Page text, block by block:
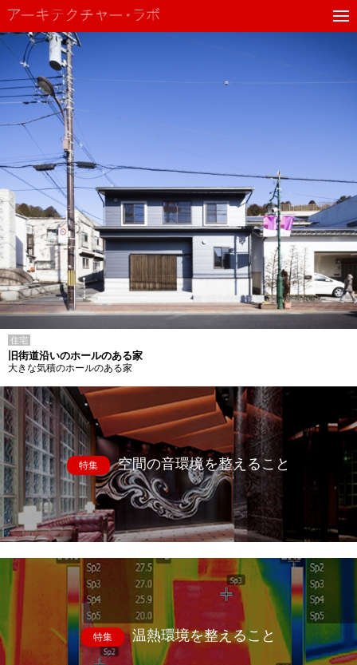
住宅
旧街道沿いのホールのある家
大きな気積のホールのある家
特集 空間の音環境を整えること
特集 温熱環境を整えること